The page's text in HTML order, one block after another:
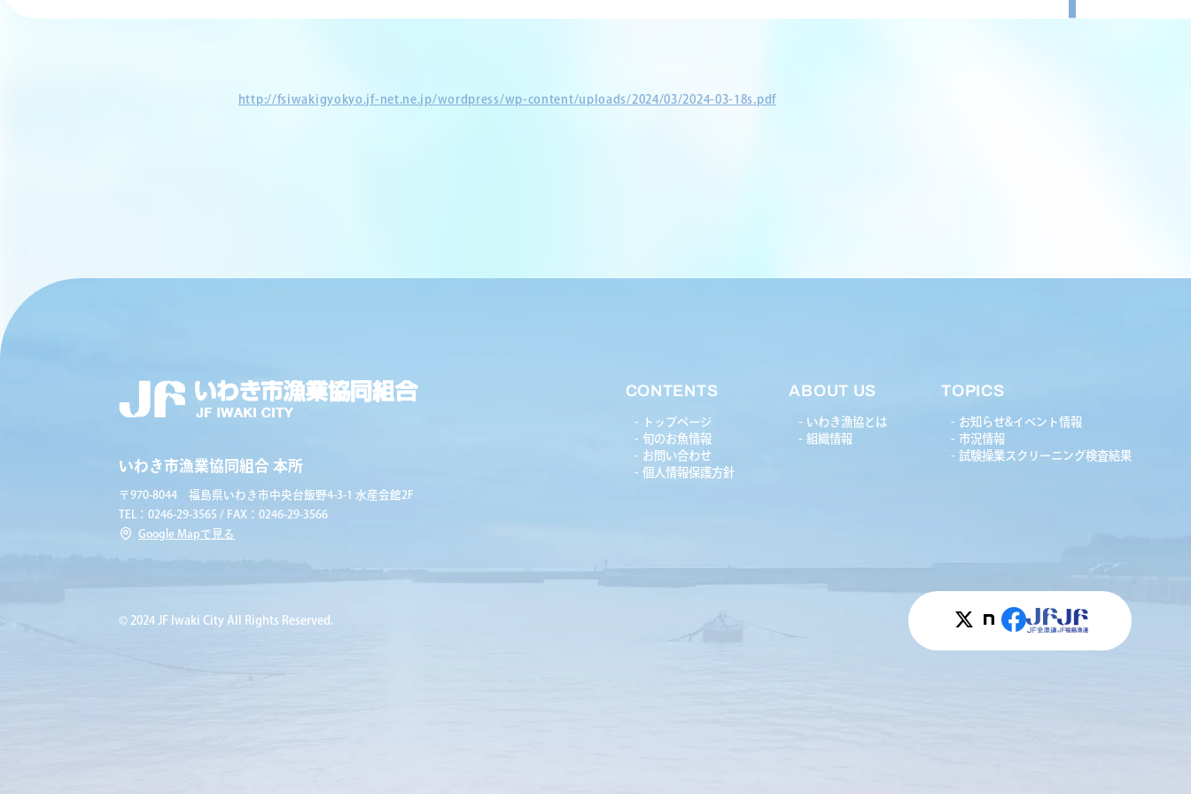
http://fsiwakigyokyo.jf-net.ne.jp/wordpress/wp-content/uploads/2024/03/2024-03-18s.pdf
いわき市漁業協同組合 本所
〒970-8044 福島県いわき市中央台飯野4-3-1 水産会館2F
TEL：0246-29-3565 / FAX：0246-29-3566
Google Mapで見る
CONTENTS
トップページ
旬のお魚情報
お問い合わせ
個人情報保護方針
ABOUT US
いわき漁協とは
組織情報
TOPICS
お知らせ&イベント情報
市況情報
試験操業スクリーニング検査結果
© 2024 JF Iwaki City All Rights Reserved.